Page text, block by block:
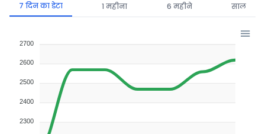
7 दिन का डेटा 1 महीना 6 महीने साल
2700
2600
2500
2400
2300